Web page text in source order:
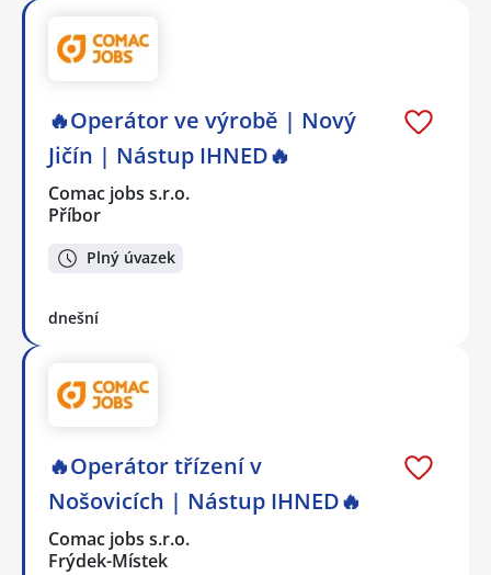
🔥Operátor ve výrobě | Nový
Jičín | Nástup IHNED🔥
Comac jobs s.r.o.
Příbor
Plný úvazek
dnešní
🔥Operátor třízení v
Nošovicích | Nástup IHNED🔥
Comac jobs s.r.o.
Frýdek-Místek